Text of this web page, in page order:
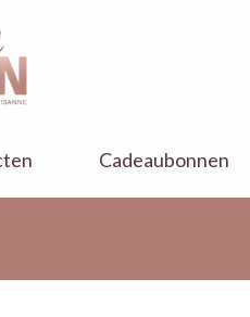
Cadeaubonnen